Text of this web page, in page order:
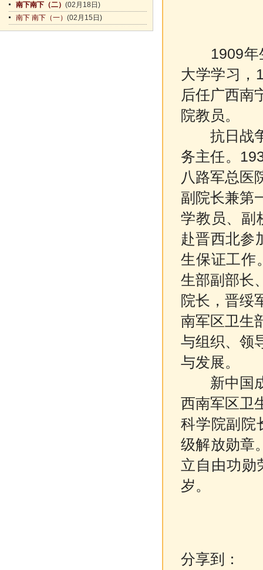
南下南下（二） (02月18日)
南下 南下（一） (02月15日)
1909年
大学学习，
后任广西南
院教员。
抗日战争
务主任。
八路军总医
副院长兼第
学教员、副
赴晋西北参
生保证工作
生部副部长
院长，晋绥
南军区卫生
与组织、领
与发展。
新中国成
西南军区卫
科学院副院
级解放勋章
立自由功勋
岁。
分享到：